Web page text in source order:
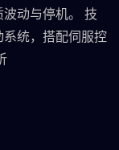
动与停机。 技
统，搭配伺服控